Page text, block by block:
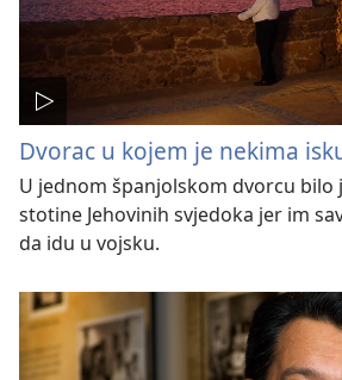
Dvorac u kojem je nekima
U jednom španjolskom dvorcu bilo
stotine Jehovinih svjedoka jer im
da idu u vojsku.